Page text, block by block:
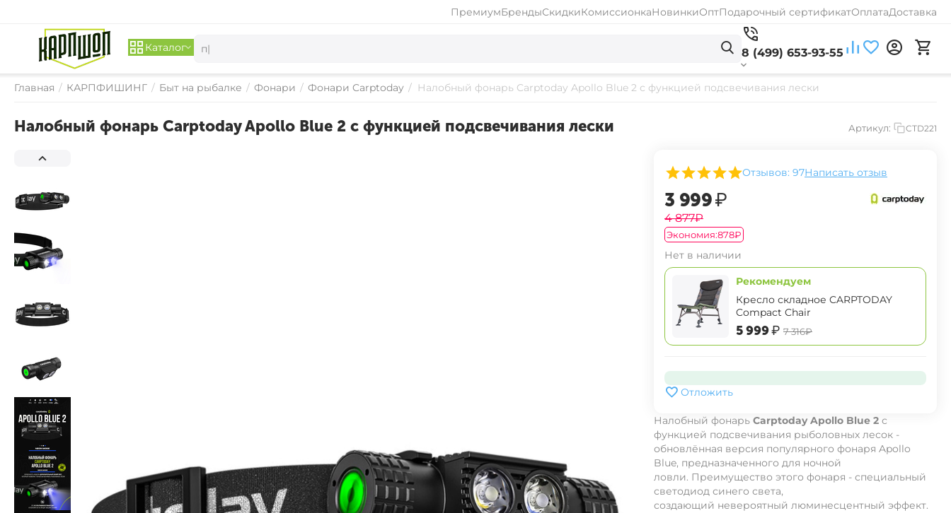
ПремиумБрендыСкидкиКомиссионкаНовинкиОптПодарочный сертификатОплатаДоставка
Каталог 8 (499) 653-93-55
Главная / КАРПФИШИНГ / Быт на рыбалке / Фонари / Фонари Carptoday / Налобный фонарь Carptoday Apollo Blue 2 с функцией подсвечивания лески
Налобный фонарь Carptoday Apollo Blue 2 с функцией подсвечивания лески Артикул: CTD221
Отзывов: 97Написать отзыв
‍3 999‍₽
‍4 877‍₽
Экономия:‍878‍₽
Нет в наличии
Рекомендуем
Кресло складное CARPTODAY
Compact Chair
‍5 999‍₽ ‍7 316‍₽
Отложить
Налобный фонарь Carptoday Apollo Blue 2 с
функцией подсвечивания рыболовных лесок -
обновлённая версия популярного фонаря Apollo
Blue, предназначенного для ночной
ловли. Преимущество этого фонаря - специальный
светодиод синего света,
создающий невероятный люминесцентный эффект.